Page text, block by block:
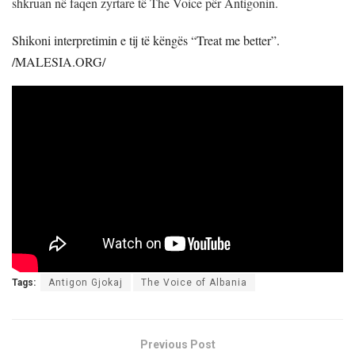
Shikoni interpretimin e tij të këngës “Treat me better”.
/MALESIA.ORG/
Tags: Antigon Gjokaj The Voice of Albania
Previous Post